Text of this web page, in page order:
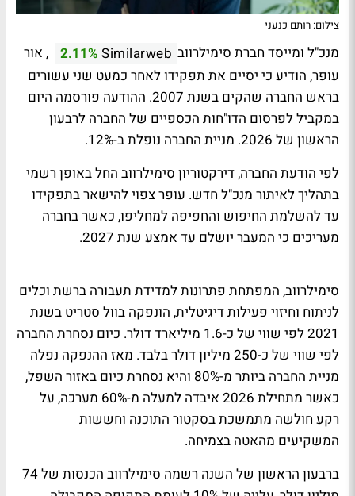
צילום: רותם כנעני
מנכ"ל ומייסד חברת סימילרווב Similarweb
2.11% , אור
עופר, הודיע כי יסיים את תפקידו לאחר כמעט שני עשורים
בראש החברה שהקים בשנת 2007. ההודעה פורסמה היום
במקביל לפרסום הדו"חות הכספיים של החברה לרבעון
הראשון של 2026. מניית החברה נופלת ב-12%.
לפי הודעת החברה, דירקטוריון סימילרווב החל באופן רשמי
בתהליך לאיתור מנכ"ל חדש. עופר צפוי להישאר בתפקידו
עד להשלמת החיפוש והחפיפה למחליפו, כאשר בחברה
מעריכים כי המעבר יושלם עד אמצע שנת 2027.
סימילרווב, המפתחת פתרונות למדידת תעבורה ברשת וכלים
לניתוח וחיזוי פעילות דיגיטלית, הונפקה בוול סטריט בשנת
2021 לפי שווי של כ-1.6 מיליארד דולר. כיום נסחרת החברה
לפי שווי של כ-250 מיליון דולר בלבד. מאז ההנפקה נפלה
מניית החברה ביותר מ-80% והיא נסחרת כיום באזור השפל,
כאשר מתחילת 2026 איבדה למעלה מ-60% מערכה, על
רקע חולשה מתמשכת בסקטור התוכנה וחששות
המשקיעים מהאטה בצמיחה.
ברבעון הראשון של השנה רשמה סימילרווב הכנסות של 74